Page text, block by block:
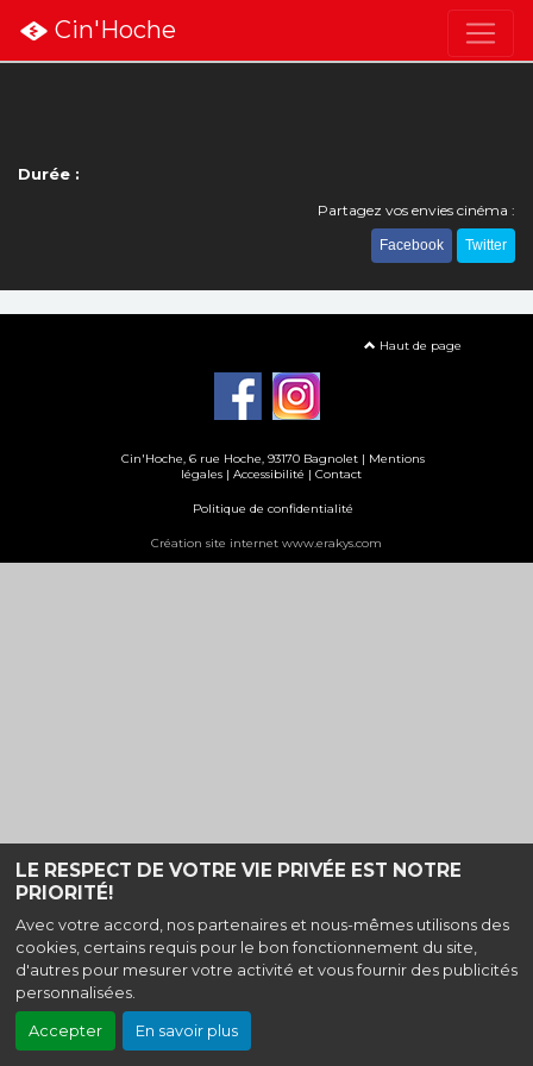
LE RESPECT DE VOTRE VIE PRIVÉE EST NOTRE
PRIORITÉ!
Avec votre accord, nos partenaires et nous-mêmes utilisons des
cookies, certains requis pour le bon fonctionnement du site,
d'autres pour mesurer votre activité et vous fournir des publicités
personnalisées.
Accepter En savoir plus
Cin'Hoche
Durée :
Partagez vos envies cinéma :
Facebook Twitter
Haut de page
Cin'Hoche, 6 rue Hoche, 93170 Bagnolet | Mentions
légales | Accessibilité | Contact
Politique de confidentialité
Création site internet www.erakys.com